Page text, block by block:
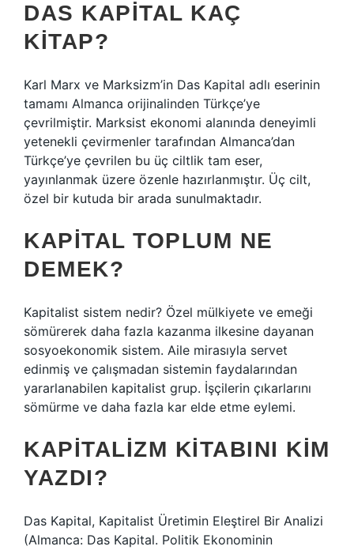
DAS KAPITAL KAÇ
KITAP?
Karl Marx ve Marksizm’in Das Kapital adlı eserinin
tamamı Almanca orijinalinden Türkçe’ye
çevrilmiştir. Marksist ekonomi alanında deneyimli
yetenekli çevirmenler tarafından Almanca’dan
Türkçe’ye çevrilen bu üç ciltlik tam eser,
yayınlanmak üzere özenle hazırlanmıştır. Üç cilt,
özel bir kutuda bir arada sunulmaktadır.
KAPITAL TOPLUM NE
DEMEK?
Kapitalist sistem nedir? Özel mülkiyete ve emeği
sömürerek daha fazla kazanma ilkesine dayanan
sosyoekonomik sistem. Aile mirasıyla servet
edinmiş ve çalışmadan sistemin faydalarından
yararlanabilen kapitalist grup. İşçilerin çıkarlarını
sömürme ve daha fazla kar elde etme eylemi.
KAPITALIZM KITABINI KIM
YAZDI?
Das Kapital, Kapitalist Üretimin Eleştirel Bir Analizi
(Almanca: Das Kapital. Politik Ekonominin